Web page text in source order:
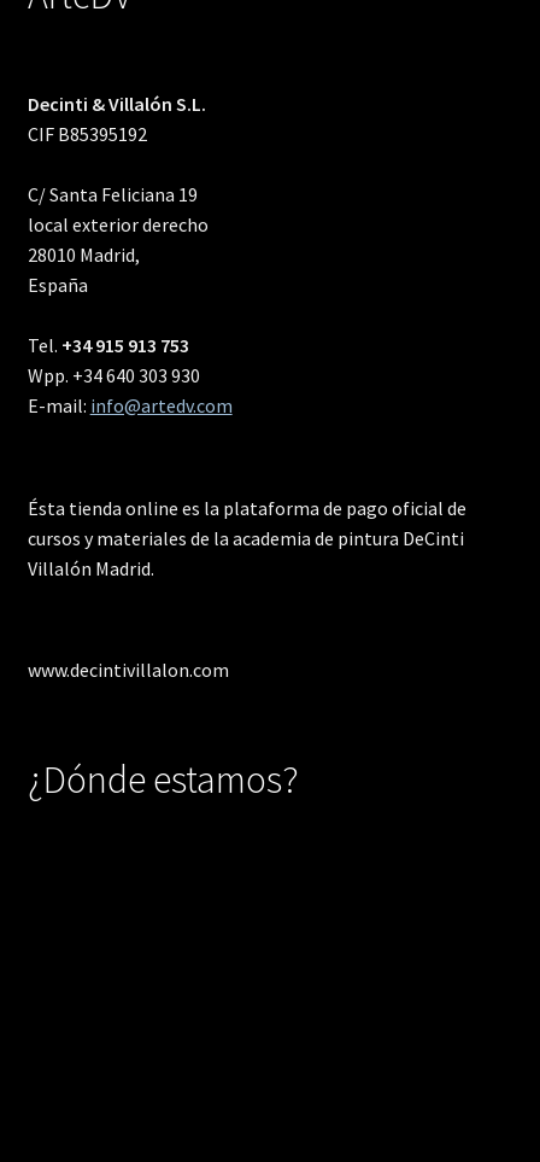
Decinti & Villalón S.L.
CIF B85395192
C/ Santa Feliciana 19
local exterior derecho
28010 Madrid,
España
Tel. +34 915 913 753
Wpp. +34 640 303 930
E-mail: info@artedv.com
Ésta tienda online es la plataforma de pago oficial de
cursos y materiales de la academia de pintura DeCinti
Villalón Madrid.
www.decintivillalon.com
¿Dónde estamos?